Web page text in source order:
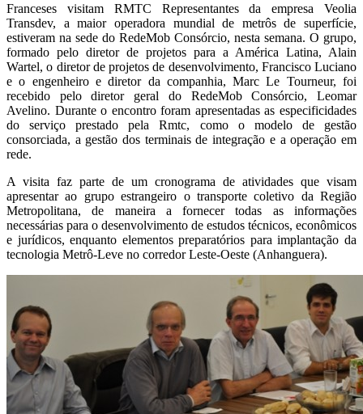
Franceses visitam RMTC Representantes da empresa Veolia
Transdev, a maior operadora mundial de metrôs de superfície,
estiveram na sede do RedeMob Consórcio, nesta semana. O grupo,
formado pelo diretor de projetos para a América Latina, Alain
Wartel, o diretor de projetos de desenvolvimento, Francisco Luciano
e o engenheiro e diretor da companhia, Marc Le Tourneur, foi
recebido pelo diretor geral do RedeMob Consórcio, Leomar
Avelino. Durante o encontro foram apresentadas as especificidades
do serviço prestado pela Rmtc, como o modelo de gestão
consorciada, a gestão dos terminais de integração e a operação em
rede.
A visita faz parte de um cronograma de atividades que visam
apresentar ao grupo estrangeiro o transporte coletivo da Região
Metropolitana, de maneira a fornecer todas as informações
necessárias para o desenvolvimento de estudos técnicos, econômicos
e jurídicos, enquanto elementos preparatórios para implantação da
tecnologia Metrô-Leve no corredor Leste-Oeste (Anhanguera).